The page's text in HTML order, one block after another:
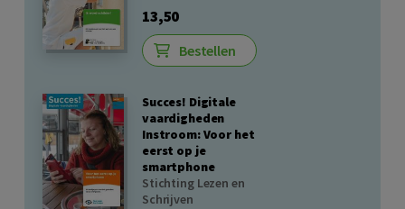
13,50
Bestellen
Succes! Digitale
vaardigheden
Instroom: Voor het
eerst op je
smartphone
Stichting Lezen en
Schrijven